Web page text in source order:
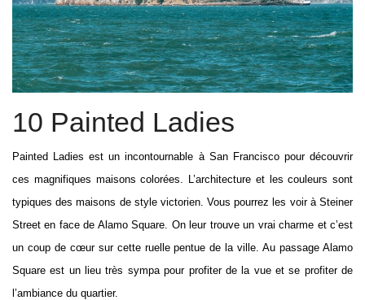
10 Painted Ladies
Painted Ladies est un incontournable à San Francisco pour découvrir
ces magnifiques maisons colorées. L’architecture et les couleurs sont
typiques des maisons de style victorien. Vous pourrez les voir à Steiner
Street en face de Alamo Square. On leur trouve un vrai charme et c’est
un coup de cœur sur cette ruelle pentue de la ville. Au passage Alamo
Square est un lieu très sympa pour profiter de la vue et se profiter de
l’ambiance du quartier.